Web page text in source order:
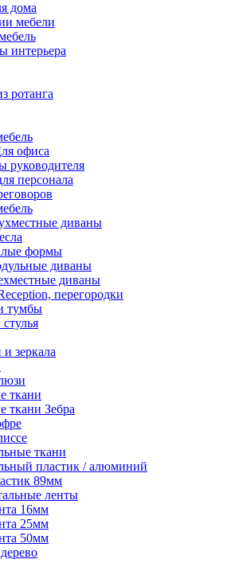
дома
мебели
интерьера
ротанга
офиса
руководителя
персонала
диваны
формы
диваны
диваны
перегородки
тумбы
зеркала
ткани
ткани Зебра
ткани
пластик / алюминий
89мм
ленты
16мм
25мм
50мм